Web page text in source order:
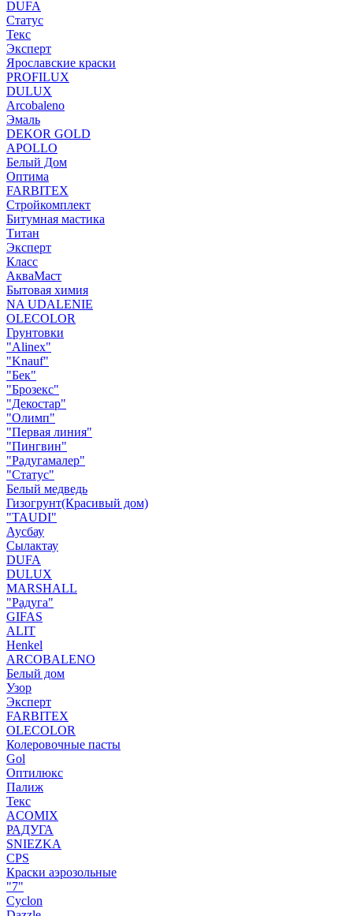
DUFA
Статус
Текс
Эксперт
Ярославские краски
PROFILUX
DULUX
Arcobaleno
Эмаль
DEKOR GOLD
APOLLO
Белый Дом
Оптима
FARBITEX
Стройкомплект
Битумная мастика
Титан
Эксперт
Класс
АкваМаст
Бытовая химия
NA UDALENIE
OLECOLOR
Грунтовки
"Alinex"
"Knauf"
"Бек"
"Брозекс"
"Декостар"
"Олимп"
"Первая линия"
"Пингвин"
"Радугамалер"
"Статус"
Белый медведь
Гизогрунт(Красивый дом)
"TAUDI"
Аусбау
Сылактау
DUFA
DULUX
MARSHALL
"Радуга"
GIFAS
ALIT
Henkel
ARCOBALENO
Белый дом
Узор
Эксперт
FARBITEX
OLECOLOR
Колеровочные пасты
Gol
Оптилюкс
Палиж
Текс
ACOMIX
РАДУГА
SNIEZKA
CPS
Краски аэрозольные
"7"
Cyclon